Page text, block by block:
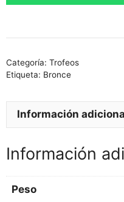
Categoría: Trofeos
Etiqueta: Bronce
Información
Información
Peso